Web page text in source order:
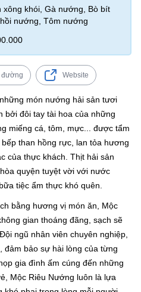
xông khói, Gà nướng, Bò bít
nướng, Tôm nướng
đường Website
món nướng hải sản tươi
bởi đôi tay tài hoa của những
miếng cá, tôm, mực... được tẩm
than hồng rực, lan tỏa hương
của thực khách. Thịt hải sản
quyện tuyệt vời với nước
tiệc ẩm thực khó quên.
bằng hương vị món ăn, Mộc
gian thoáng đãng, sạch sẽ
ngũ nhân viên chuyên nghiệp,
đảm bảo sự hài lòng của từng
gia đình ấm cúng đến những
Mộc Riêu Nướng luôn là lựa